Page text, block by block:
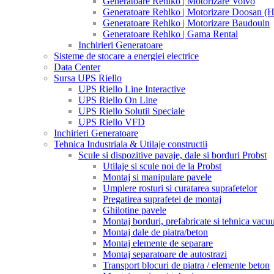
Generatoare Rehlko | Motorizare Doosan
Generatoare Rehlko | Motorizare Baudouin
Generatoare Rehlko | Gama Rental
Inchirieri Generatoare
Sisteme de stocare a energiei electrice
Data Center
Sursa UPS Riello
UPS Riello Line Interactive
UPS Riello On Line
UPS Riello Solutii Speciale
UPS Riello VFD
Inchirieri Generatoare
Tehnica Industriala & Utilaje constructii
Scule si dispozitive pavaje, dale si borduri Probst
Utilaje si scule noi de la Probst
Montaj si manipulare pavele
Umplere rosturi si curatarea suprafetelor
Pregatirea suprafetei de montaj
Ghilotine pavele
Montaj borduri, prefabricate si tehnica
Montaj dale de piatra/beton
Montaj elemente de separare
Montaj separatoare de autostrazi
Transport blocuri de piatra / elemente beton